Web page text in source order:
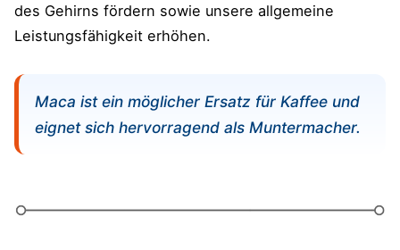
des Gehirns fördern sowie unsere allgemeine
Leistungsfähigkeit erhöhen.
Maca ist ein möglicher Ersatz für Kaffee und
eignet sich hervorragend als Muntermacher.